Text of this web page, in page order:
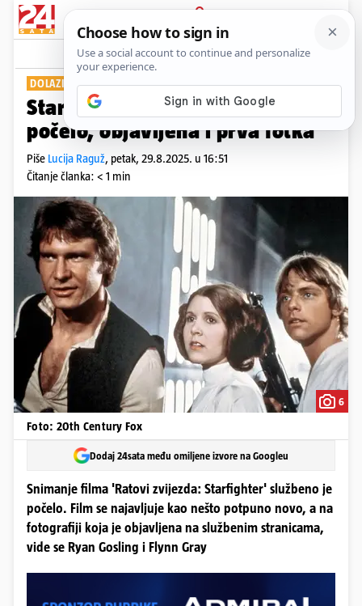
PRIJAVA
Show Komentari
DOLAZI 2027.
Star Wars se vraća! Snimanje
počelo, objavljena i prva fotka
Piše Lucija Raguž, petak, 29.8.2025. u 16:51
Čitanje članka: < 1 min
6
Foto: 20th Century Fox
Dodaj 24sata među omiljene izvore na Googleu
Snimanje filma 'Ratovi zvijezda: Starfighter' službeno je
počelo. Film se najavljuje kao nešto potpuno novo, a na
fotografiji koja je objavljena na službenim stranicama,
vide se Ryan Gosling i Flynn Gray